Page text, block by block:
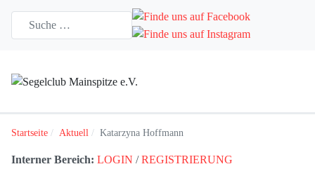
Startseite Aktuell Katarzyna Hoffmann
Interner Bereich: LOGIN /REGISTRIERUNG